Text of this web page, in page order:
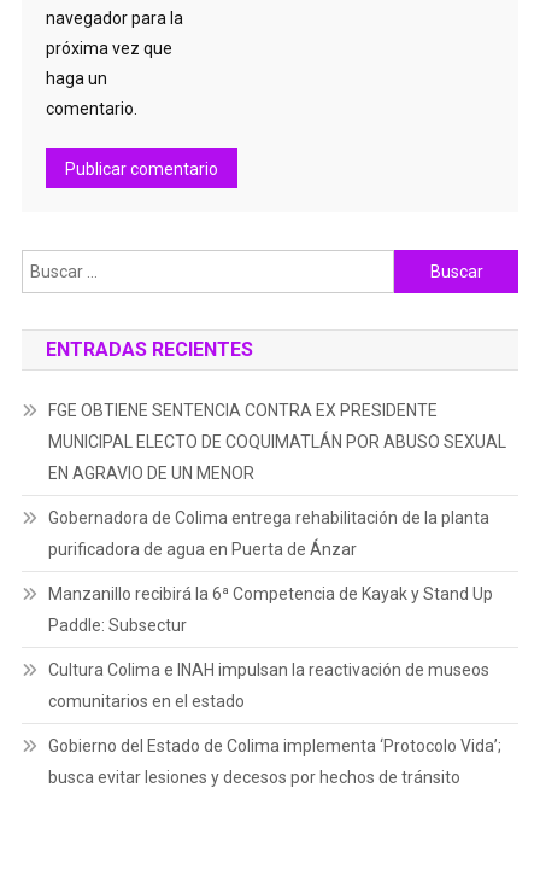
navegador para la
próxima vez que
haga un
comentario.
Buscar:
ENTRADAS RECIENTES
FGE OBTIENE SENTENCIA CONTRA EX PRESIDENTE
MUNICIPAL ELECTO DE COQUIMATLÁN POR ABUSO SEXUAL
EN AGRAVIO DE UN MENOR
Gobernadora de Colima entrega rehabilitación de la planta
purificadora de agua en Puerta de Ánzar
Manzanillo recibirá la 6ª Competencia de Kayak y Stand Up
Paddle: Subsectur
Cultura Colima e INAH impulsan la reactivación de museos
comunitarios en el estado
Gobierno del Estado de Colima implementa ‘Protocolo Vida’;
busca evitar lesiones y decesos por hechos de tránsito